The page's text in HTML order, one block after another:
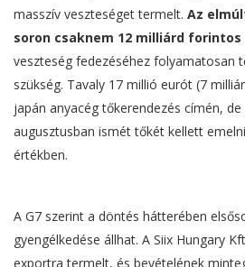
masszív veszteséget termelt. Az
soron csaknem 12 milliárd
veszteség fedezéséhez folyamatosan
szükség. Tavaly 17 millió eurót (7
japán anyacég tőkerendezés címén,
augusztusban ismét tőkét kellett
értékben.
A G7 szerint a döntés hátterében
gyengélkedése állhat. A Siix Hungary
exportra termelt, és bevételének